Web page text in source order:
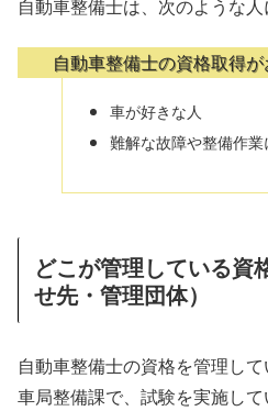
自動車整備士は、次のような人
自動車整備士の資格取得
車が好きな人
難解な故障や整備作
どこが管理している資
せ先・管理団体）
自動車整備士の資格を管理し
車局整備課で、試験を実施し